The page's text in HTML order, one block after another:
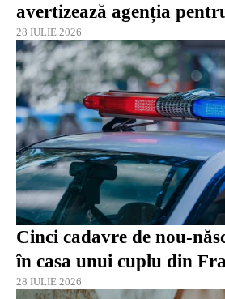
avertizează agenția
28 IULIE 2026
Cinci cadavre de nou-
în casa unui cuplu din
28 IULIE 2026